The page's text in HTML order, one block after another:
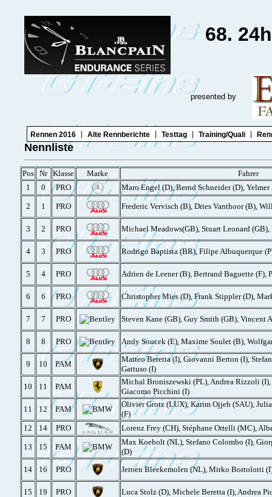
68.
presented by
Rennen 2016 Alte Rennberichte Testtag Training/Quali
Nennliste
Pos Nr Klasse Marke
Fahrer
1
0 PRO Maro Engel (D), Bernd Schneider (D),
2 1 PRO Frederic Vervisch (B), Dries Vanthoor (B),
3 2 PRO Michael Meadows(GB), Stuart Leonard
4 3 PRO Rodrigo Baptista (BR), Filipe Albuquerque
5 4 PRO Adrien de Leener (B), Bertrand Baguette (F),
6 6 PRO Christopher Mies (D), Frank Stippler (D),
7 7 PRO Steven Kane (GB), Guy Smith (GB), Vincent
8 8 PRO Andy Soucek (E), Maxime Soulet (B),
9 10 PAM
Matteo Beretta (I), Giovanni Berton (I),
Gattuso (I)
10
11 PAM
Michal Broniszewski (PL), Andrea Rizzoli
Giacomo Picchini (I)
11
12 PAM
Olivier Grotz (LUX), Karim Ojjeh (SAU),
(F)
12
14 PRO Lorenz Frey (CH), Stéphane Ortelli (MC),
13 15 PAM
Max Koebolt (NL), Stefano Colombo (I),
(D)
14
16 PRO Jeroen Bleekemolen (NL), Mirko Bortolotti
15 19 PRO Luca Stolz (D), Michele Beretta (I), Andrea